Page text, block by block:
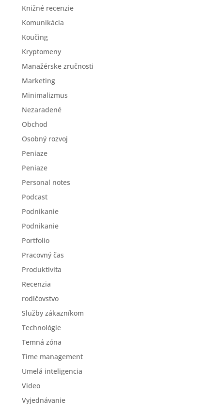
Knižné recenzie
Komunikácia
Koučing
Kryptomeny
Manažérske zručnosti
Marketing
Minimalizmus
Nezaradené
Obchod
Osobný rozvoj
Peniaze
Peniaze
Personal notes
Podcast
Podnikanie
Podnikanie
Portfolio
Pracovný čas
Produktivita
Recenzia
rodičovstvo
Služby zákazníkom
Technológie
Temná zóna
Time management
Umelá inteligencia
Video
Vyjednávanie